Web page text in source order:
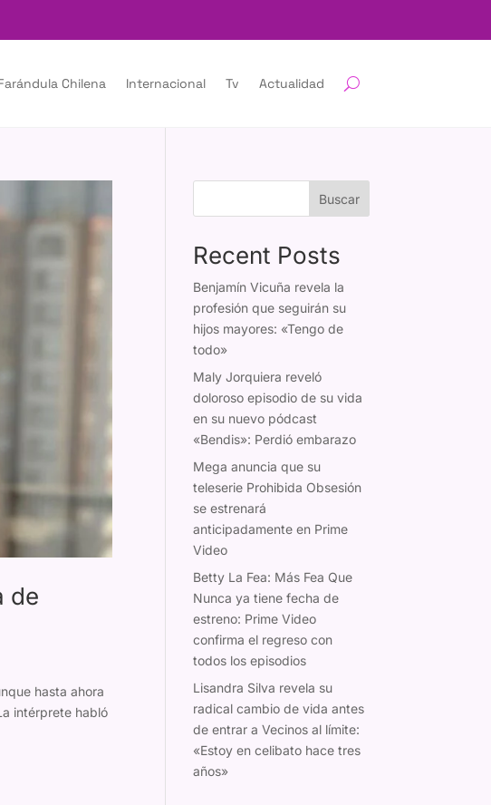
Chilena Internacional Tv Actualidad
de
hasta ahora
intérprete habló
Buscar
Recent Posts
Benjamín Vicuña revela la
profesión que seguirán su
hijos mayores: «Tengo de
todo»
Maly Jorquiera reveló
doloroso episodio de su vida
en su nuevo pódcast
«Bendis»: Perdió embarazo
Mega anuncia que su
teleserie Prohibida Obsesión
se estrenará
anticipadamente en Prime
Video
Betty La Fea: Más Fea Que
Nunca ya tiene fecha de
estreno: Prime Video
confirma el regreso con
todos los episodios
Lisandra Silva revela su
radical cambio de vida antes
de entrar a Vecinos al límite:
«Estoy en celibato hace tres
años»